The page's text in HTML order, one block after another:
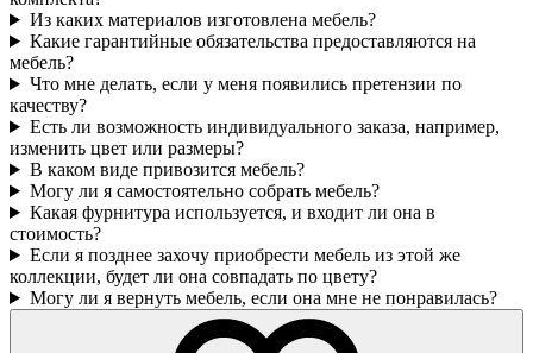
Из каких материалов изготовлена мебель?
Какие гарантийные обязательства предоставляются на
мебель?
Что мне делать, если у меня появились претензии по
качеству?
Есть ли возможность индивидуального заказа, например,
изменить цвет или размеры?
В каком виде привозится мебель?
Могу ли я самостоятельно собрать мебель?
Какая фурнитура используется, и входит ли она в
стоимость?
Если я позднее захочу приобрести мебель из этой же
коллекции, будет ли она совпадать по цвету?
Могу ли я вернуть мебель, если она мне не понравилась?